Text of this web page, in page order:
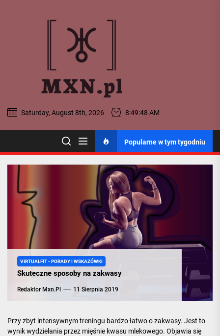
MXN - Portal
Ogólnopolski
Saturday, August 8th, 2026 8:49:49 AM
Popularne w tym tygodniu
VIRTUALFIT - PORADY I WSKAZÓWKI
Skuteczne sposoby na zakwasy
Redaktor Mxn.pl 11 Sierpnia 2019
Przy zbyt intensywnym treningu bardzo łatwo o zakwasy. Jest to
wynik wydzielania przez mięśnie kwasu mlekowego. Objawia się